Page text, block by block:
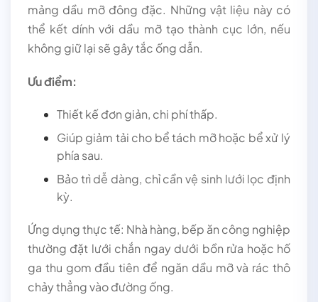
mảng dầu mỡ đông đặc. Những vật liệu này có
thể kết dính với dầu mỡ tạo thành cục lớn, nếu
không giữ lại sẽ gây tắc ống dẫn.
Ưu điểm:
Thiết kế đơn giản, chi phí thấp.
Giúp giảm tải cho bể tách mỡ hoặc bể xử lý
phía sau.
Bảo trì dễ dàng, chỉ cần vệ sinh lưới lọc định
kỳ.
Ứng dụng thực tế: Nhà hàng, bếp ăn công nghiệp
thường đặt lưới chắn ngay dưới bồn rửa hoặc hố
ga thu gom đầu tiên để ngăn dầu mỡ và rác thô
chảy thẳng vào đường ống.